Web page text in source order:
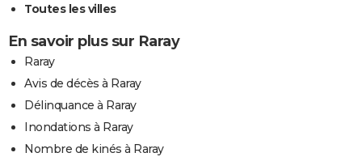
Toutes les villes
En savoir plus sur Raray
Raray
Avis de décès à Raray
Délinquance à Raray
Inondations à Raray
Nombre de kinés à Raray